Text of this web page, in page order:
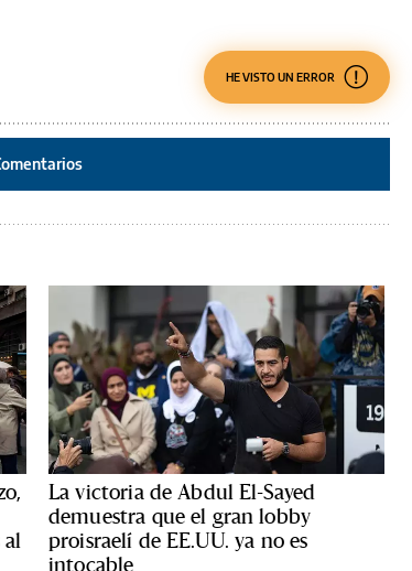
HE VISTO UN ERROR
al
La victoria de Abdul El-Sayed
demuestra que el gran lobby
proisraelí de EE.UU. ya no es
intocable